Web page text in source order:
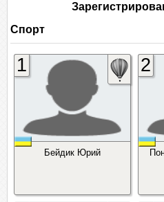
Спорт
Бейдик Юрий
1 2